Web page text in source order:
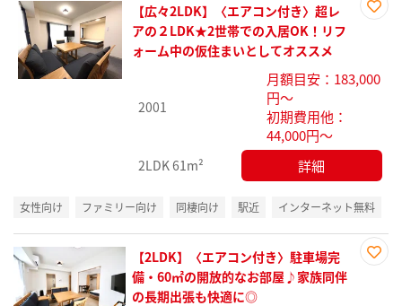
録
【広々2LDK】〈エアコン付き〉超レ
アの２LDK★2世帯での入居OK！リフ
ォーム中の仮住まいとしてオススメ
2001
月額目安：183,000
円～
初期費用他：
44,000円～
2LDK61m² 詳細
女性向け ファミリー向け 同棲向け 駅近 インターネット無料
【2LDK】〈エアコン付き〉駐車場完
備・60㎡の開放的なお部屋♪家族同伴
の長期出張も快適に◎